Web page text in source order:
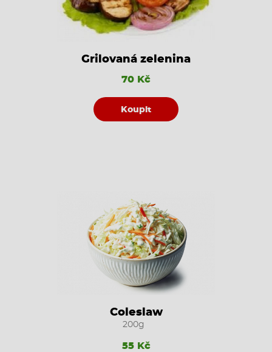
Grilovaná zelenina
70 Kč
Koupit
Coleslaw
200g
55 Kč